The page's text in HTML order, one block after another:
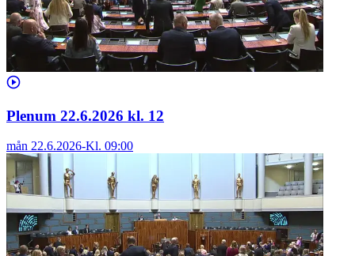
Plenum 22.6.2026 kl. 12
mån 22.6.2026-Kl. 09:00